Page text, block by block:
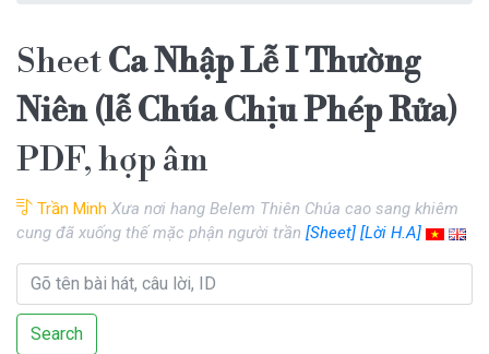
SheetCa Nhập Lễ I Thường
Niên (lễ Chúa Chịu Phép Rửa)
PDF, hợp âm
Trần Minh Xưa nơi hang Belem Thiên Chúa cao sang khiêm
cung đã xuống thế mặc phận người trần [Sheet] [Lời H.A]
Search